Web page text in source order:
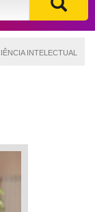
INTELECTUAL